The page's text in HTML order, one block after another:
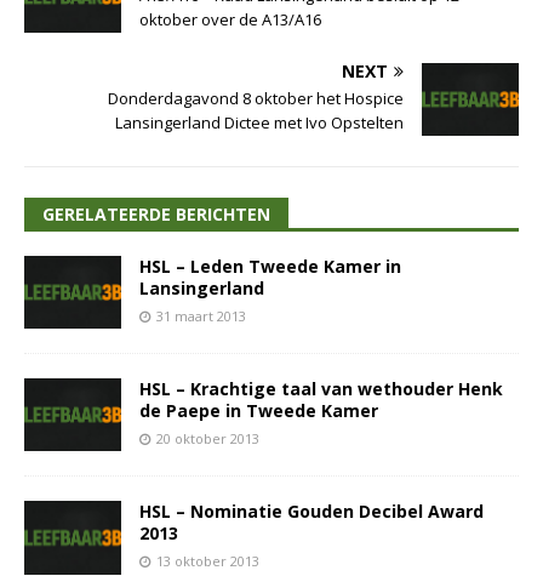
oktober over de A13/A16
NEXT
Donderdagavond 8 oktober het Hospice
Lansingerland Dictee met Ivo Opstelten
GERELATEERDE BERICHTEN
HSL – Leden Tweede Kamer in
Lansingerland
31 maart 2013
HSL – Krachtige taal van wethouder Henk
de Paepe in Tweede Kamer
20 oktober 2013
HSL – Nominatie Gouden Decibel Award
2013
13 oktober 2013